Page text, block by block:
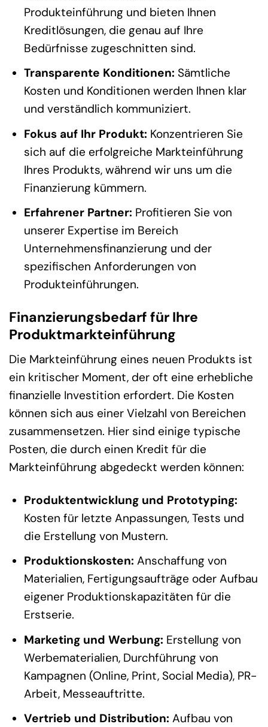
Produkteinführung und bieten Ihnen
Kreditlösungen, die genau auf Ihre
Bedürfnisse zugeschnitten sind.
Transparente Konditionen: Sämtliche
Kosten und Konditionen werden Ihnen klar
und verständlich kommuniziert.
Fokus auf Ihr Produkt: Konzentrieren Sie
sich auf die erfolgreiche Markteinführung
Ihres Produkts, während wir uns um die
Finanzierung kümmern.
Erfahrener Partner: Profitieren Sie von
unserer Expertise im Bereich
Unternehmensfinanzierung und der
spezifischen Anforderungen von
Produkteinführungen.
Finanzierungsbedarf für Ihre
Produktmarkteinführung
Die Markteinführung eines neuen Produkts ist
ein kritischer Moment, der oft eine erhebliche
finanzielle Investition erfordert. Die Kosten
können sich aus einer Vielzahl von Bereichen
zusammensetzen. Hier sind einige typische
Posten, die durch einen Kredit für die
Markteinführung abgedeckt werden können:
Produktentwicklung und Prototyping:
Kosten für letzte Anpassungen, Tests und
die Erstellung von Mustern.
Produktionskosten: Anschaffung von
Materialien, Fertigungsaufträge oder Aufbau
eigener Produktionskapazitäten für die
Erstserie.
Marketing und Werbung: Erstellung von
Werbematerialien, Durchführung von
Kampagnen (Online, Print, Social Media), PR-
Arbeit, Messeauftritte.
Vertrieb und Distribution: Aufbau von